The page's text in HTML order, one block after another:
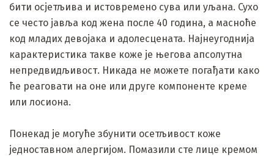
бити осјетљива и истовремено сува или уљана. Сухо
се често јавља код жена после 40 година, а масноће
код младих девојака и адолесцената. Најнеугоднија
карактеристика такве коже је његова апсолутна
непредвидљивост. Никада не можете погађати како
ће реаговати на оне или друге компоненте креме
или лосиона.
Понекад је могуће збунити осетљивост коже
једноставном алергијом. Помазили сте лице кремом